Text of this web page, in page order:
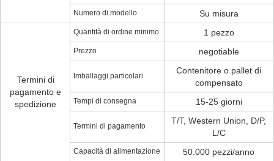
Numero di modello Su misura
Termini di
pagamento e
spedizione
Quantità di ordine minimo 1 pezzo
Prezzo negotiable
Imballaggi particolari
Contenitore o pallet di
compensato
Tempi di consegna 15-25 giorni
Termini di pagamento
T/T, Western Union, D/P,
L/C
Capacità di alimentazione 50.000 pezzi/anno